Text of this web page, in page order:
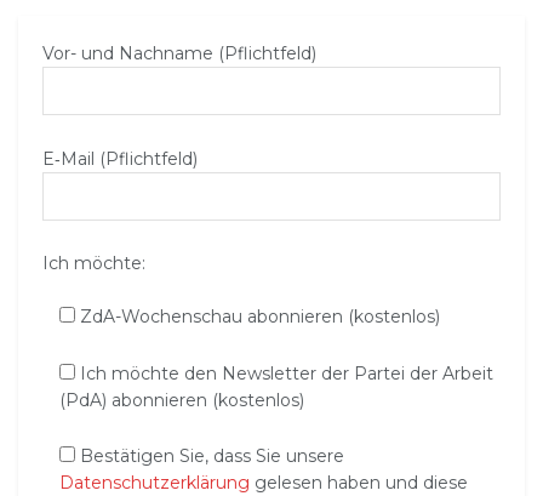
Vor- und Nachname (Pflichtfeld)
E‑Mail (Pflichtfeld)
Ich möchte:
ZdA-Wochenschau abonnieren (kostenlos)
Ich möchte den Newsletter der Partei der Arbeit
(PdA) abonnieren (kostenlos)
Bestätigen Sie, dass Sie unsere
Datenschutzerklärung gelesen haben und diese